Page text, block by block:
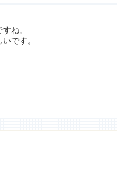
ね。
です。